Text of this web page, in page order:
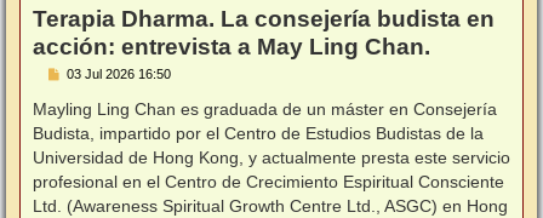
Terapia Dharma. La consejería budista en
acción: entrevista a May Ling Chan.
M
n
s
a
e
03 Jul 2026 16:50
Mayling Ling Chan es graduada de un máster en Consejería
Budista, impartido por el Centro de Estudios Budistas de la
Universidad de Hong Kong, y actualmente presta este servicio
profesional en el Centro de Crecimiento Espiritual Consciente
Ltd. (Awareness Spiritual Growth Centre Ltd., ASGC) en Hong